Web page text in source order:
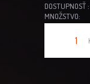
DOSTUPNOSŤ :
MNOŽSTVO: